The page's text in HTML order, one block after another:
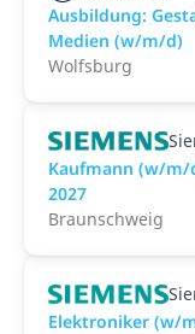
Ausbildung:
Medien (w/m/d)
Wolfsburg
Kaufmann (w/
2027
Braunschweig
Elektroniker (w/